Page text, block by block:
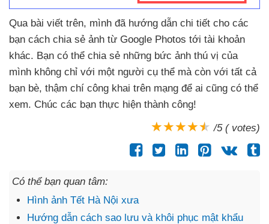
Qua bài viết trên, mình đã hướng dẫn chi tiết cho các
bạn cách chia sẻ ảnh từ Google Photos tới tài khoản
khác. Bạn có thể chia sẻ những bức ảnh thú vị của
mình không chỉ với một người cụ thể mà còn với tất cả
bạn bè, thậm chí công khai trên mạng để ai cũng có thể
xem. Chúc các bạn thực hiện thành công!
/5 ( votes)
Có thể bạn quan tâm:
Hình ảnh Tết Hà Nội xưa
Hướng dẫn cách sao lưu và khôi phục mật khẩu